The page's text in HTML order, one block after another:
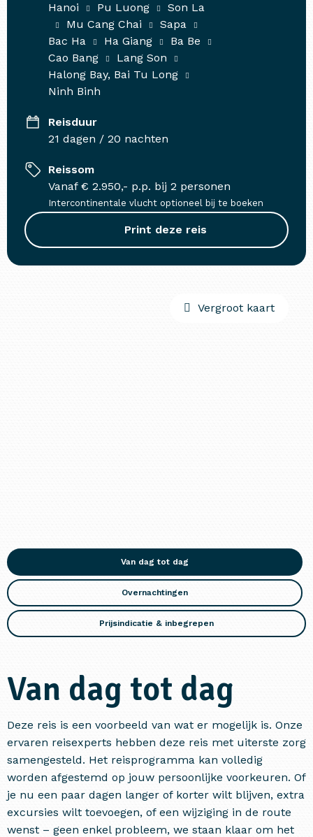
Hanoi
Pu Luong
Son La
Mu Cang Chai
Sapa
Bac Ha
Ha Giang
Ba Be
Cao Bang
Lang Son
Halong Bay, Bai Tu Long
Ninh Binh
Reisduur
21 dagen / 20 nachten
Reissom
Vanaf € 2.950,- p.p. bij 2 personen
Intercontinentale vlucht optioneel bij te boeken
Print deze reis
Vergroot kaart
Van dag tot dag
Overnachtingen
Prijsindicatie & inbegrepen
Van dag tot dag
Deze reis is een voorbeeld van wat er mogelijk is. Onze
ervaren reisexperts hebben deze reis met uiterste zorg
samengesteld. Het reisprogramma kan volledig
worden afgestemd op jouw persoonlijke voorkeuren. Of
je nu een paar dagen langer of korter wilt blijven, extra
excursies wilt toevoegen, of een wijziging in de route
wenst – geen enkel probleem, we staan klaar om het